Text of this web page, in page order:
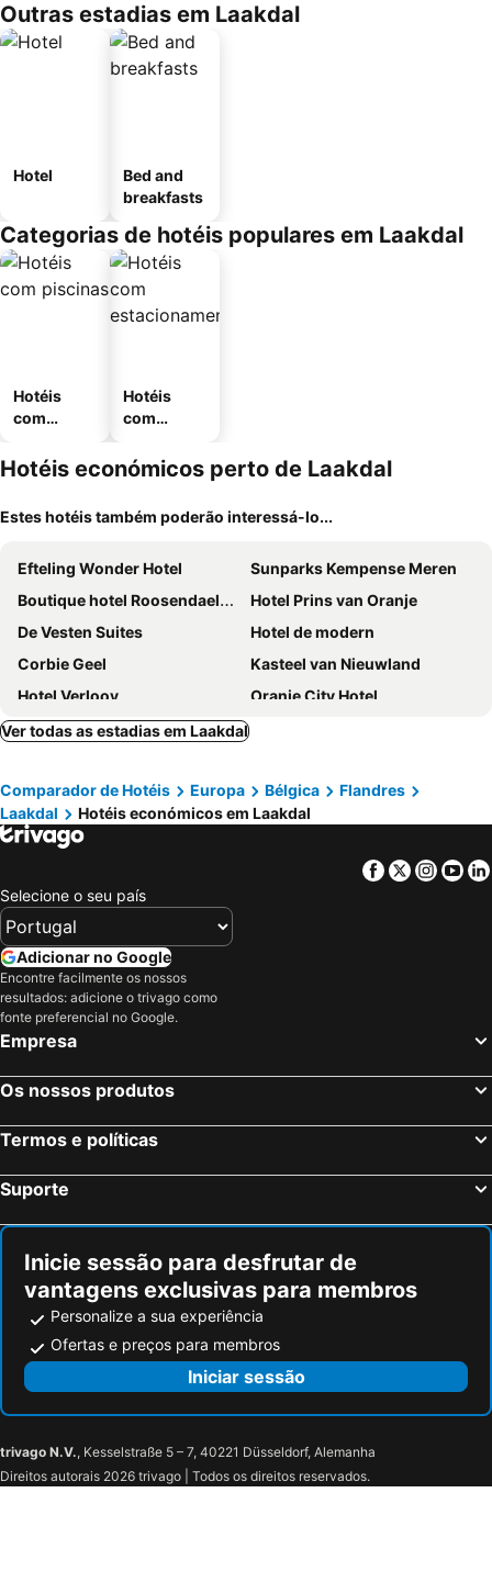
Outras estadias em Laakdal
Hotel
Bed and
breakfasts
Categorias de hotéis populares em Laakdal
Hotéis
com
Hotéis
com
mento
Hotéis económicos perto de Laakdal
Estes hotéis também poderão interessá-lo...
Efteling Wonder Hotel
Sunparks Kempense Meren
Boutique hotel Roosendaelhof
Hotel Prins van Oranje
De Vesten Suites
Hotel de modern
Corbie Geel
Kasteel van Nieuwland
Hotel Verlooy
Oranje City Hotel
Hotel De Franse Kroon
Mezzo Beringen
Corbie Mol
Hotel Huron
Hotel de Zalm
Hotel Karmel
Hotel Kempenrust
Hotel Hippocampus
Ver todas as estadias em Laakdal
Comparador de Hotéis Europa Bélgica
Flandres
Laakdal
Hotéis económicos em Laakdal
Facebook
Twitter
Selecione o seu país
Adicionar no Google
Encontre facilmente os nossos
resultados: adicione o trivago como
fonte preferencial no Google.
Empresa
Os nossos produtos
Termos e políticas
Suporte
Inicie sessão para desfrutar de
vantagens exclusivas para membros
Personalize a sua experiência
Ofertas e preços para membros
Iniciar sessão
trivago N.V., Kesselstraße 5 – 7, 40221 Düsseldorf, Alemanha
Direitos autorais 2026 trivago | Todos os direitos reservados.